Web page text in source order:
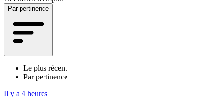
Par pertinence
Le plus récent
Par pertinence
Il y a 4 heures